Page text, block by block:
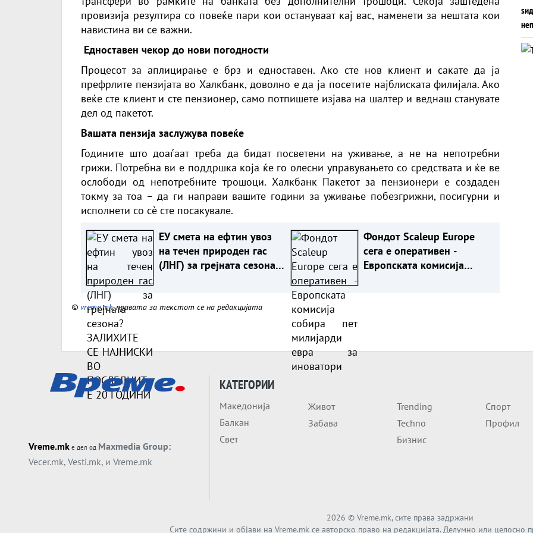
провизија резултира со повеќе пари кои остануваат кај вас, наменети за нештата кои
навистина ви се важни.
Едноставен чекор до нови погодности
Процесот за аплицирање е брз и едноставен. Ако сте нов клиент и сакате да ја
префрлите пензијата во Халкбанк, доволно е да ја посетите најблиската филијала. Ако
веќе сте клиент и сте пензионер, само потпишете изјава на шалтер и веднаш станувате
дел од пакетот.
Вашата пензија заслужува повеќе
Годините што доаѓаат треба да бидат посветени на уживање, а не на непотребни
грижи. Потребна ви е поддршка која ќе го олесни управувањето со средствата и ќе ве
ослободи од непотребните трошоци. Халкбанк Пакетот за пензионери е создаден
токму за тоа – да ги направи вашите години за уживање побезгрижни, посигурни и
исполнети со сè сте посакувале.
ЕУ смета на ефтин увоз
на течен природен гас
(ЛНГ) за грејната сезона?
ГОДИНИ
Фондот Scaleup Europe
сега е оперативен -
Европската комисија
© vreme.mk, правата за текстот се на редакцијата
Vreme.mk е дел од Maxmedia Group:
Vecer.mk, Vesti.mk, и Vreme.mk
КАТЕГОРИИ
Македонија
Балкан
Свет
Живот
Забава
Trending
Techno
Бизнис
Спорт
Профил
2026 © Vreme.mk, сите права задржани
Сите содржини и објави на Vreme.mk се авторско право на редакцијата. Делумно или целосно